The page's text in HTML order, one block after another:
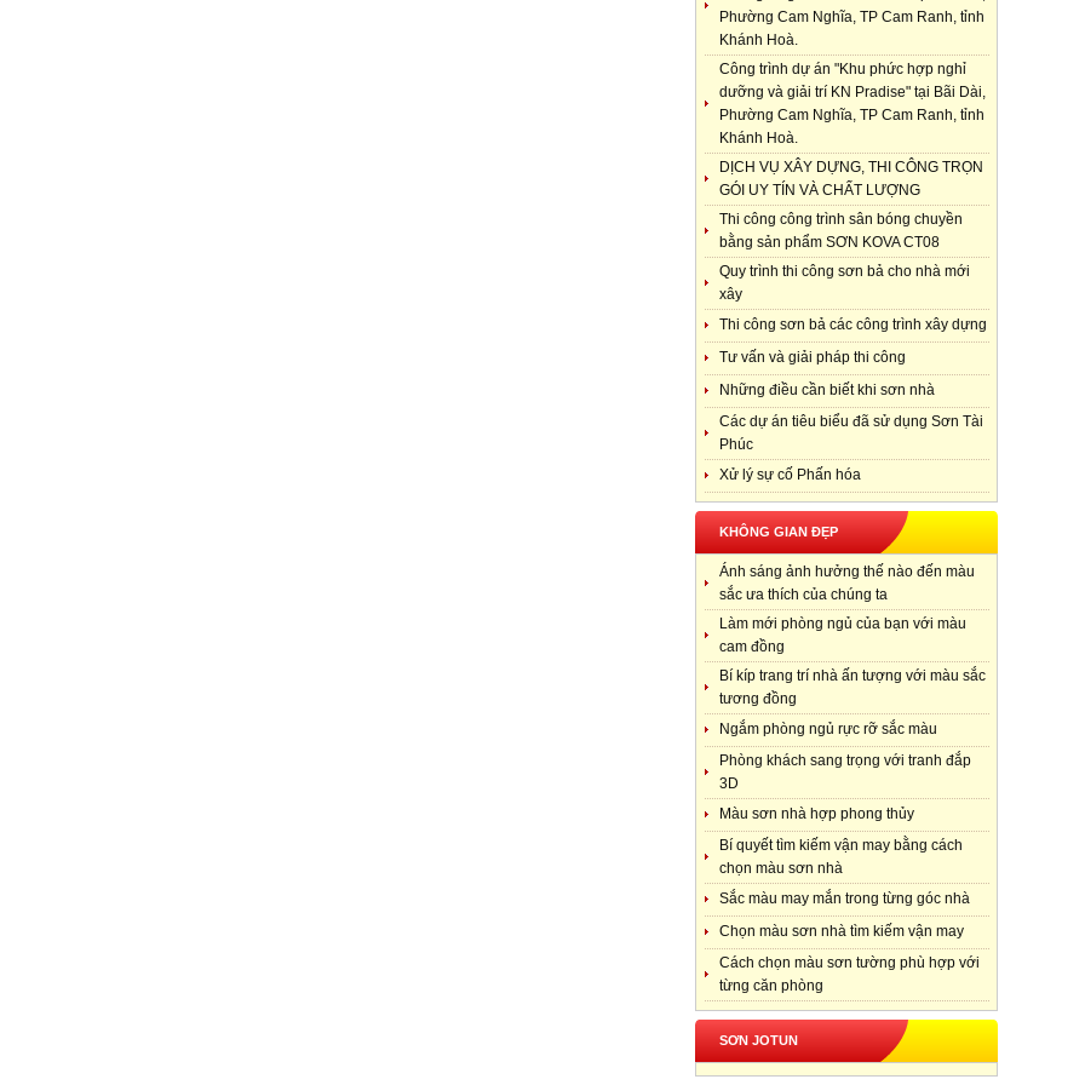
Phường Cam Nghĩa, TP Cam Ranh, tỉnh
Khánh Hoà.
Công trình dự án "Khu phức hợp nghỉ
dưỡng và giải trí KN Pradise" tại Bãi Dài,
Phường Cam Nghĩa, TP Cam Ranh, tỉnh
Khánh Hoà.
DỊCH VỤ XÂY DỰNG, THI CÔNG TRỌN
GÓI UY TÍN VÀ CHẤT LƯỢNG
Thi công công trình sân bóng chuyền
bằng sản phẩm SƠN KOVA CT08
Quy trình thi công sơn bả cho nhà mới
xây
Thi công sơn bả các công trình xây dựng
Tư vấn và giải pháp thi công
Những điều cần biết khi sơn nhà
Các dự án tiêu biểu đã sử dụng Sơn Tài
Phúc
Xử lý sự cố Phấn hóa
KHÔNG GIAN ĐẸP
Ánh sáng ảnh hưởng thế nào đến màu
sắc ưa thích của chúng ta
Làm mới phòng ngủ của bạn với màu
cam đồng
Bí kíp trang trí nhà ấn tượng với màu sắc
tương đồng
Ngắm phòng ngủ rực rỡ sắc màu
Phòng khách sang trọng với tranh đắp
3D
Màu sơn nhà hợp phong thủy
Bí quyết tìm kiếm vận may bằng cách
chọn màu sơn nhà
Sắc màu may mắn trong từng góc nhà
Chọn màu sơn nhà tìm kiếm vận may
Cách chọn màu sơn tường phù hợp với
từng căn phòng
SƠN JOTUN